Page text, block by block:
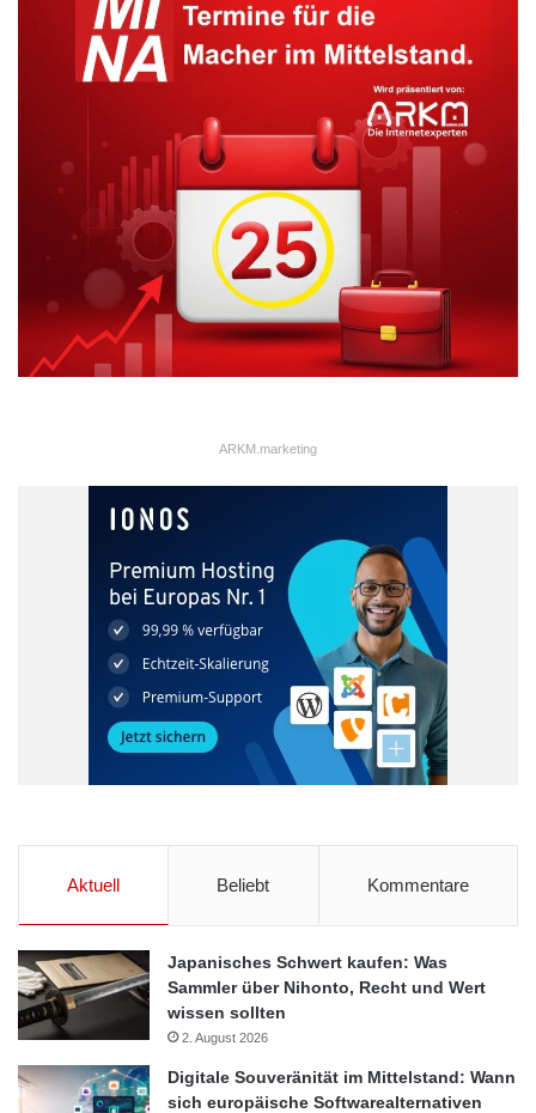
ARKM.marketing
Aktuell Beliebt Kommentare
Japanisches Schwert kaufen: Was
Sammler über Nihonto, Recht und Wert
wissen sollten
2. August 2026
Digitale Souveränität im Mittelstand: Wann
sich europäische Softwarealternativen